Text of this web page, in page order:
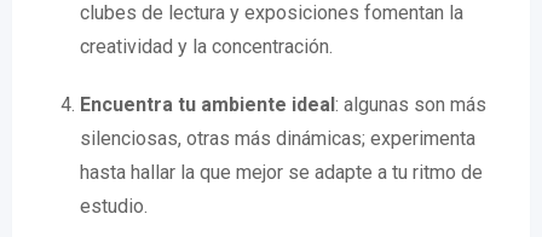
clubes de lectura y exposiciones fomentan la
creatividad y la concentración.
Encuentra tu ambiente ideal: algunas son más
silenciosas, otras más dinámicas; experimenta
hasta hallar la que mejor se adapte a tu ritmo de
estudio.